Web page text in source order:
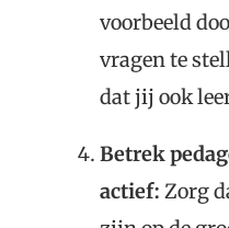
voorbeeld
vragen te
dat jij ook
Betrek
actief: Zorg